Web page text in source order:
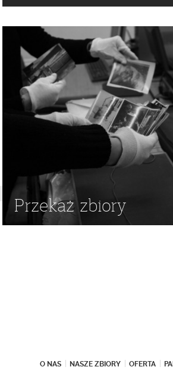
KPN,KONFEDERACJA POLSKI
TUKAŁŁO
Przekaż zbiory
O NAS NASZE ZBIORY OFERTA